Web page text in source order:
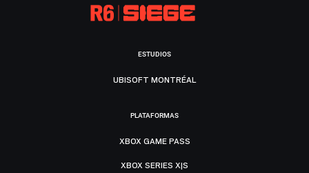
ESTUDIOS
UBISOFT MONTRÉAL
PLATAFORMAS
XBOX GAME PASS
XBOX SERIES X|S